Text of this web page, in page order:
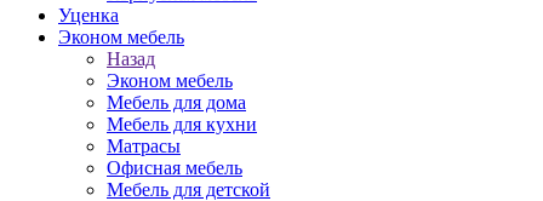
Уценка
Эконом мебель
Назад
Эконом мебель
Мебель для дома
Мебель для кухни
Матрасы
Офисная мебель
Мебель для детской